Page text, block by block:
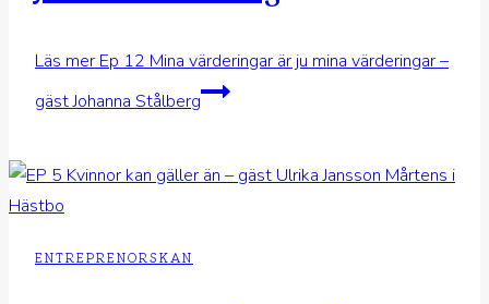
Läs mer Ep 12 Mina värderingar är ju mina värderingar –
gäst Johanna Stålberg
ENTREPRENORSKAN